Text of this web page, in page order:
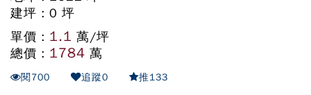
建坪 : 0 坪
單價 : 1.1 萬/坪
總價 : 1784 萬
閱700 追蹤0 推133